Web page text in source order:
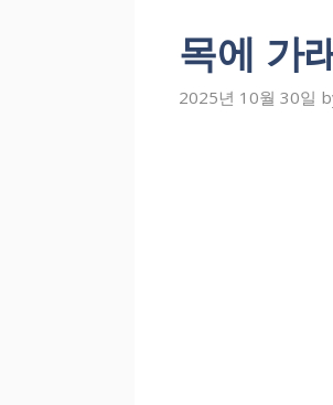
목에 가
2025년 10월 30일